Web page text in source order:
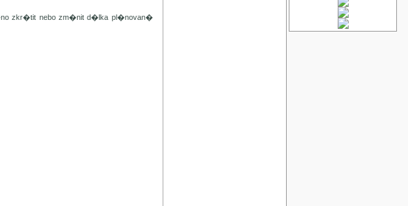
zkr�tit nebo zm�nit d�lka pl�novan�